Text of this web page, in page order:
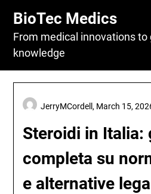
content
BioTec Medics
From medical innovations to
knowledge
Steroidi in Italia:
completa su
e alternative
JerryMCordell, March 15,